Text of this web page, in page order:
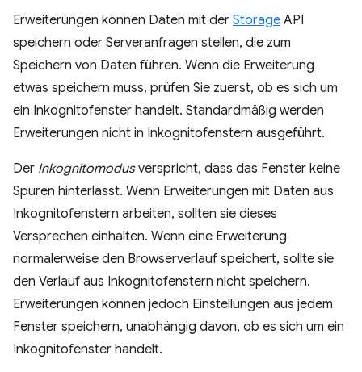
Erweiterungen können Daten mit der Storage API
speichern oder Serveranfragen stellen, die zum
Speichern von Daten führen. Wenn die Erweiterung
etwas speichern muss, prüfen Sie zuerst, ob es sich um
ein Inkognitofenster handelt. Standardmäßig werden
Erweiterungen nicht in Inkognitofenstern ausgeführt.
Der Inkognitomodusverspricht, dass das Fenster keine
Spuren hinterlässt. Wenn Erweiterungen mit Daten aus
Inkognitofenstern arbeiten, sollten sie dieses
Versprechen einhalten. Wenn eine Erweiterung
normalerweise den Browserverlauf speichert, sollte sie
den Verlauf aus Inkognitofenstern nicht speichern.
Erweiterungen können jedoch Einstellungen aus jedem
Fenster speichern, unabhängig davon, ob es sich um ein
Inkognitofenster handelt.